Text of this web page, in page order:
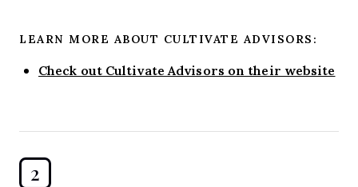
LEARN MORE ABOUT CULTIVATE ADVISORS:
Check out Cultivate Advisors on their website
2